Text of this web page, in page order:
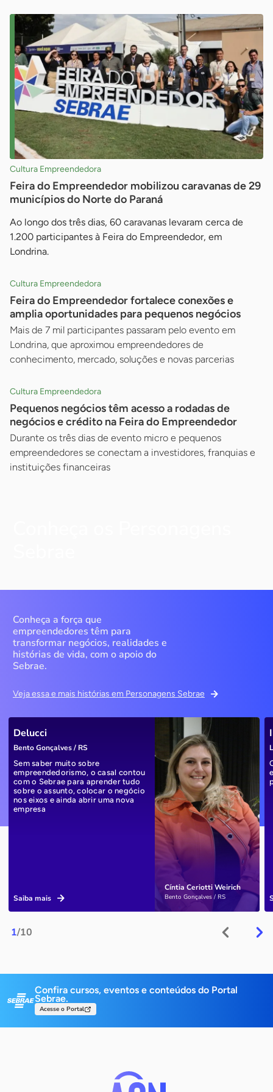
Cultura Empreendedora
Feira do Empreendedor mobilizou caravanas de 29
municípios do Norte do Paraná
Ao longo dos três dias, 60 caravanas levaram cerca de
1.200 participantes à Feira do Empreendedor, em
Londrina.
Cultura Empreendedora
Feira do Empreendedor fortalece conexões e
amplia oportunidades para pequenos negócios
Mais de 7 mil participantes passaram pelo evento em
Londrina, que aproximou empreendedores de
conhecimento, mercado, soluções e novas parcerias
Cultura Empreendedora
Pequenos negócios têm acesso a rodadas de
negócios e crédito na Feira do Empreendedor
Durante os três dias de evento micro e pequenos
empreendedores se conectam a investidores, franquias e
instituições financeiras
Conheça a força que
empreendedores têm para
transformar negócios, realidades e
histórias de vida, com o apoio do
Sebrae.
Veja essa e mais histórias em Personagens Sebrae
1/10
Cíntia Ceriotti Weirich
Bento Gonçalves / RS
Delucci
Bento Gonçalves / RS
Sem saber muito sobre
empreendedorismo, o casal contou
com o Sebrae para aprender tudo
sobre o assunto, colocar o negócio
nos eixos e ainda abrir uma nova
empresa
Saiba mais
Confira cursos, eventos e conteúdos do Portal
Sebrae.
Acesse o Portal